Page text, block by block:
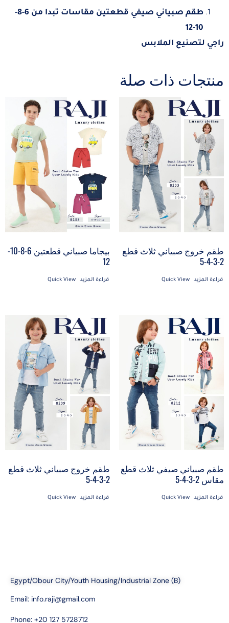
طقم صبياني صيفي قطعتين مقاسات تبدا من 6-8-
10-12
راجي لتصنيع الملابس
منتجات ذات صلة
طقم خروج صبياني ثلاث قطع
2-3-4-5
قراءة المزيد Quick View
بيجاما صبياني قطعتين 6-8-10-
12
قراءة المزيد Quick View
طقم صبياني صيفي ثلاث قطع
مقاس 2-3-4-5
قراءة المزيد Quick View
طقم خروج صبياني ثلاث قطع
2-3-4-5
قراءة المزيد Quick View
Egypt/Obour City/Youth Housing/Industrial Zone (B)
Email: info.raji@gmail.com
Phone: +20 127 5728712